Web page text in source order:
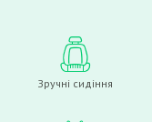
Зручні сидіння